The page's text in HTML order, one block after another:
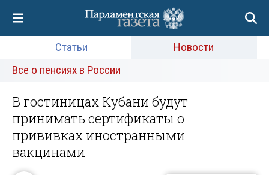
Статьи
Новости
Все о пенсиях в России
В гостиницах Кубани будут
принимать сертификаты о
прививках иностранными
вакцинами